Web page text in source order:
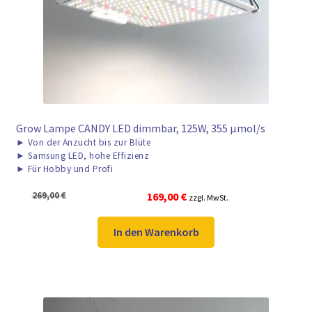
► ZAHLARTEN
► VERSANDARTEN
Grow Lampe CANDY LED dimmbar, 125W, 355 μmol/s
► Von der Anzucht bis zur Blüte
► Samsung LED, hohe Effizienz
► Für Hobby und Profi
269,00€
Ursprünglicher
Preis
war:
269,00 €
169,00€Aktueller
Preis
ist:
169,00 €.
zzgl. MwSt.
In den Warenkorb